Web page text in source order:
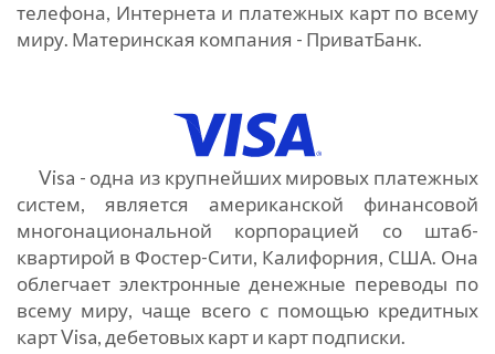
телефона, Интернета и платежных карт по всему
миру. Материнская компания - ПриватБанк.
Visa - одна из крупнейших мировых платежных
систем, является американской финансовой
многонациональной корпорацией со штаб-
квартирой в Фостер-Сити, Калифорния, США. Она
облегчает электронные денежные переводы по
всему миру, чаще всего с помощью кредитных
карт Visa, дебетовых карт и карт подписки.